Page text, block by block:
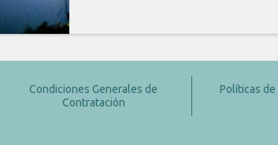
Condiciones Generales de
Contratación
Políticas